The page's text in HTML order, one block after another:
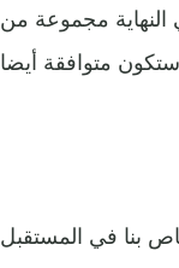
مجموعة من